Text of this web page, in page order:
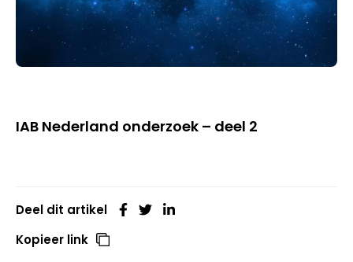
IAB Nederland onderzoek – deel 2
Deel dit artikel
Kopieer link